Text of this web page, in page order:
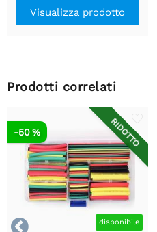
Visualizza prodotto
Prodotti correlati

RIDOTTO
disponibile
-50 %